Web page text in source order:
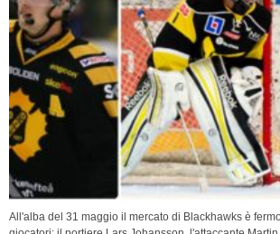
All'alba del 31 maggio il mercato di Blackhawks è